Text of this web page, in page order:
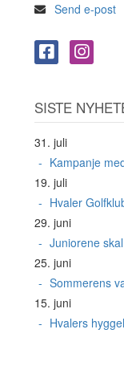
Send e-post
SISTE
31. juli
Kampanje
19. juli
Hvaler
29. juni
Juniorene
25. juni
Sommerens
15. juni
Hvalers